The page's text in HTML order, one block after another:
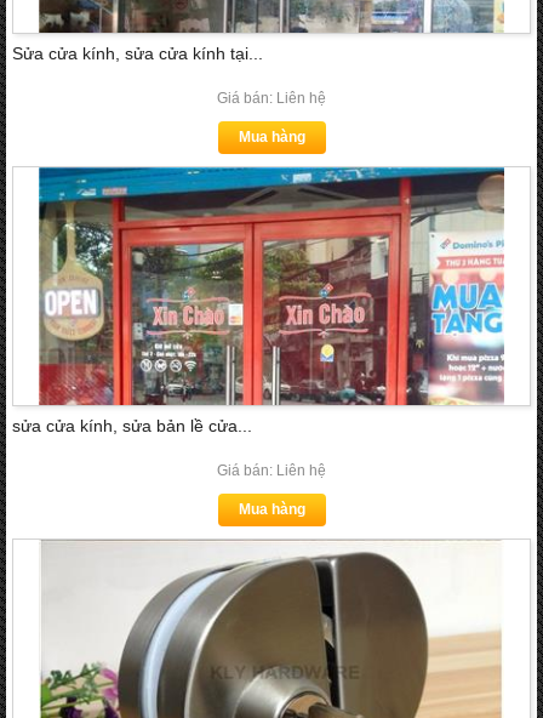
Sửa cửa kính, sửa cửa kính tại...
Giá bán: Liên hệ
Mua hàng
sửa cửa kính, sửa bản lề cửa...
Giá bán: Liên hệ
Mua hàng